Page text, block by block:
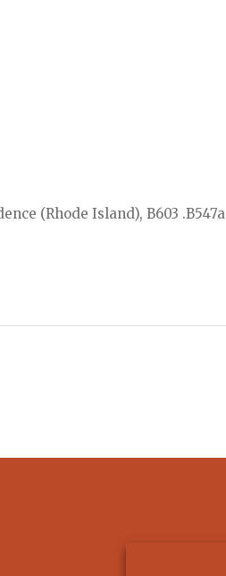
(Rhode Island), B603 .B547a